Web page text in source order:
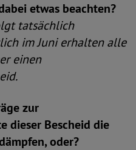
etwas beachten?
tatsächlich
im Juni erhalten alle
einen
zur
dieser Bescheid die
oder?